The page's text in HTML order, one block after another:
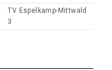
TV Espelkamp-Mittwald
3